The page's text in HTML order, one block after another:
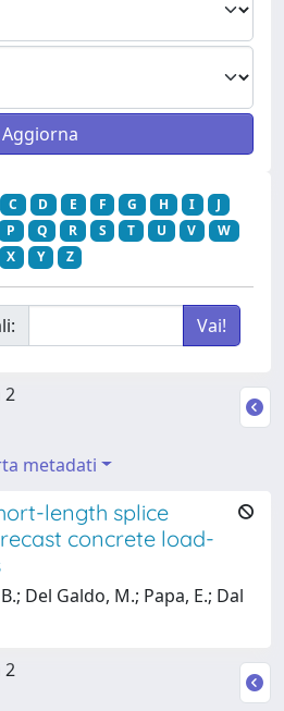
C D E F G H I
J
P Q R S T U V
W
X
Y Z
2
metadati
length splice
concrete load-
Del Galdo, M.; Papa, E.; Dal
2